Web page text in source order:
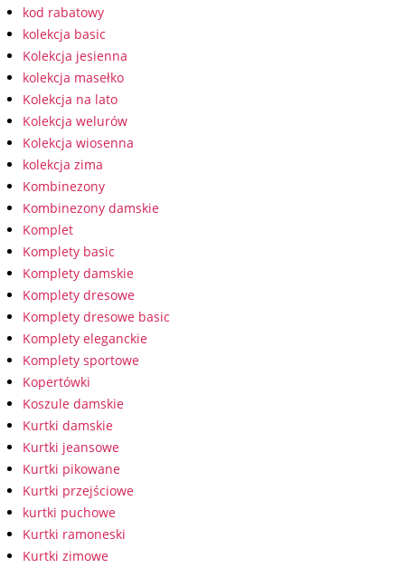
kod rabatowy
kolekcja basic
Kolekcja jesienna
kolekcja masełko
Kolekcja na lato
Kolekcja welurów
Kolekcja wiosenna
kolekcja zima
Kombinezony
Kombinezony damskie
Komplet
Komplety basic
Komplety damskie
Komplety dresowe
Komplety dresowe basic
Komplety eleganckie
Komplety sportowe
Kopertówki
Koszule damskie
Kurtki damskie
Kurtki jeansowe
Kurtki pikowane
Kurtki przejściowe
kurtki puchowe
Kurtki ramoneski
Kurtki zimowe